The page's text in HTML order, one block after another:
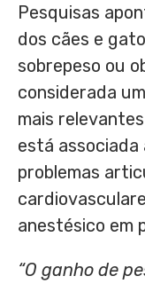
Pesquisas
dos cães e
sobrepeso ou
considerada
mais
está associada
problemas
anestésico em
“O ganho de